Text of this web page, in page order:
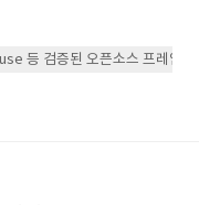
등 검증된 오픈소스 프레임워